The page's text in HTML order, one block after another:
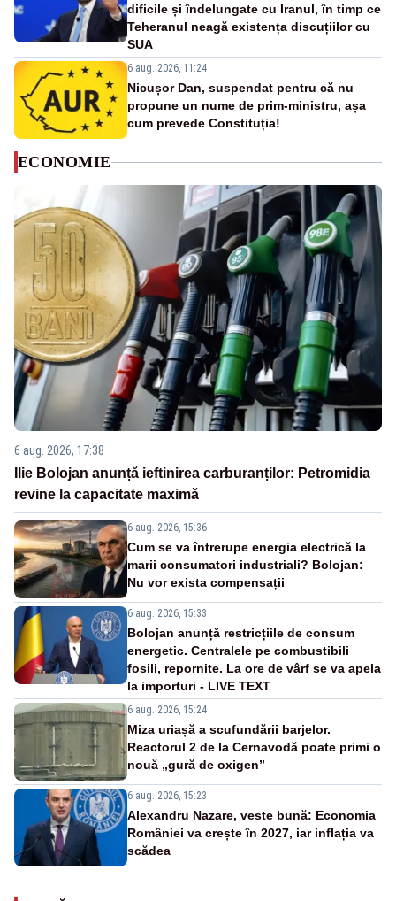
dificile și îndelungate cu Iranul, în timp ce
Teheranul neagă existența discuțiilor cu
SUA
6 aug. 2026, 11:24
Nicușor Dan, suspendat pentru că nu
propune un nume de prim-ministru, așa
cum prevede Constituția!
ECONOMIE
6 aug. 2026, 17:38
Ilie Bolojan anunță ieftinirea carburanților: Petromidia
revine la capacitate maximă
6 aug. 2026, 15:36
Cum se va întrerupe energia electrică la
marii consumatori industriali? Bolojan:
Nu vor exista compensații
6 aug. 2026, 15:33
Bolojan anunță restricțiile de consum
energetic. Centralele pe combustibili
fosili, repornite. La ore de vârf se va apela
la importuri - LIVE TEXT
6 aug. 2026, 15:24
Miza uriașă a scufundării barjelor.
Reactorul 2 de la Cernavodă poate primi o
nouă „gură de oxigen”
6 aug. 2026, 15:23
Alexandru Nazare, veste bună: Economia
României va crește în 2027, iar inflația va
scădea